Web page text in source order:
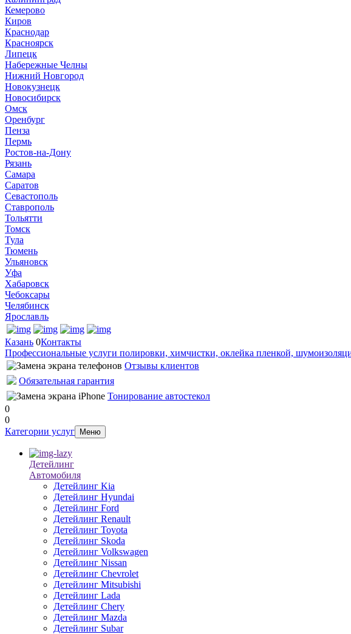
Кемерово
Киров
Краснодар
Красноярск
Липецк
Набережные Челны
Нижний Новгород
Новокузнецк
Новосибирск
Омск
Оренбург
Пенза
Пермь
Ростов-на-Дону
Рязань
Самара
Саратов
Севастополь
Ставрополь
Тольятти
Томск
Тула
Тюмень
Ульяновск
Уфа
Хабаровск
Чебоксары
Челябинск
Ярославль
Казань 0Контакты
Профессиональные услуги полировки, химчистки, оклейка пленкой,
Отзывы клиентов
Обязательная гарантия
Тонирование автостекол
0
0
Категории услуг
Меню
Детейлинг
Автомобиля
Детейлинг Kia
Детейлинг Hyundai
Детейлинг Ford
Детейлинг Renault
Детейлинг Toyota
Детейлинг Skoda
Детейлинг Volkswagen
Детейлинг Nissan
Детейлинг Chevrolet
Детейлинг Mitsubishi
Детейлинг Lada
Детейлинг Chery
Детейлинг Mazda
Детейлинг Subar